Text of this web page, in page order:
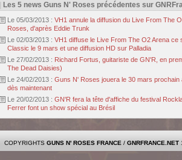
Les 5 news Guns N' Roses précédentes sur
Le 05/03/2013 : VH1 annule la diffusion du Live From The
Roses, d'après Eddie Trunk
Le 02/03/2013 : VH1 diffuse le Live From The O2 Arena ce
Classic le 9 mars et une diffusion HD sur Palladia
Le 27/02/2013 : Richard Fortus, guitariste de GN'R, en
The Dead Daisies)
Le 24/02/2013 : Guns N' Roses jouera le 30 mars
dès maintenant
Le 20/02/2013 : GN'R fera la tête d'affiche du festival
Ferrer font un show spécial au Brésil
COPYRIGHTS GUNS N' ROSES FRANCE / GNRFRANCE.NET